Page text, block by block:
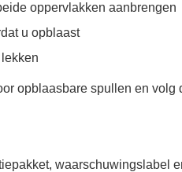
oppervlakken aanbrengen
u opblaast
opblaasbare spullen en volg
waarschuwingslabel